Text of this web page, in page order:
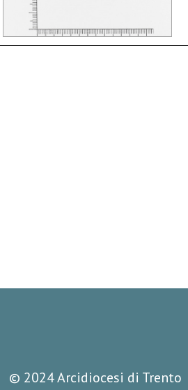
© 2024 Arcidiocesi di Trento